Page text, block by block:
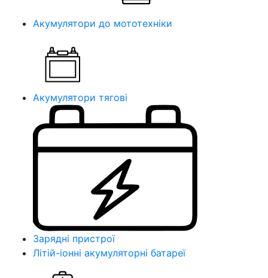
Акумулятори до мототехніки
Акумулятори тягові
Зарядні пристрої
Літій-іонні акумуляторні батареї